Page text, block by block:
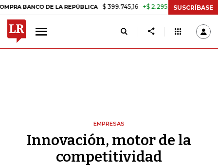
DE LA REPÚBLICA $ 399.745,16 +$ 2.295,71 +0,58% TASA DE
SUSCRÍBASE
EMPRESAS
Innovación, motor de la
competitividad